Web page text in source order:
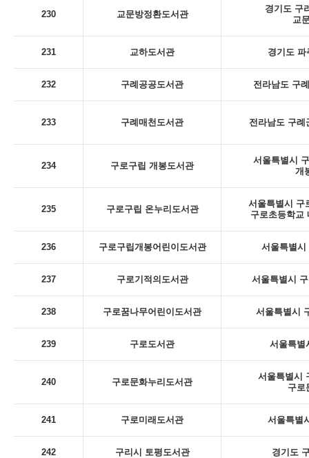
230 교문방정환도서관
경기도 구
교
231 교하도서관 경기도 파
232 구례공공도서관 전라남도 구
233 구례매천도서관 전라남도 구례
234 구로구립 개봉도서관
서울특별시
개
235 구로구립 온누리도서관
서울특별시 구
구로초등학교
236 구로구립개봉어린이도서관 서울특별시
237 구로기적의도서관 서울특별시
238 구로꿈나무어린이도서관 서울특별시
239 구로도서관 서울특별
240 구로문화누리도서관
서울특별시
구로
241 구로미래도서관 서울특별
242 구리시 토평도서관 경기도